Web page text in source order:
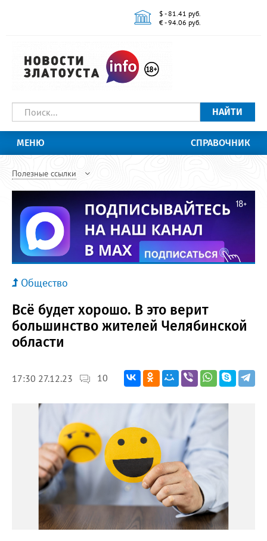
$ - 81.41 руб.
€ - 94.06 руб.
НАЙТИ
МЕНЮ СПРАВОЧНИК
Полезные ссылки
Общество
Всё будет хорошо. В это верит
большинство жителей Челябинской
области
17:30 27.12.23 10